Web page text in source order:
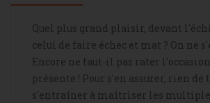
Quel plus grand plaisir, devant
celui de faire échec et mat ? On ne
Encore ne faut-il pas rater
présente ! Pour s'en assurer, rien de
s'entraîner à maîtriser les